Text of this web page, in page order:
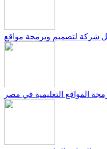
المواقع التعليمية في مصر